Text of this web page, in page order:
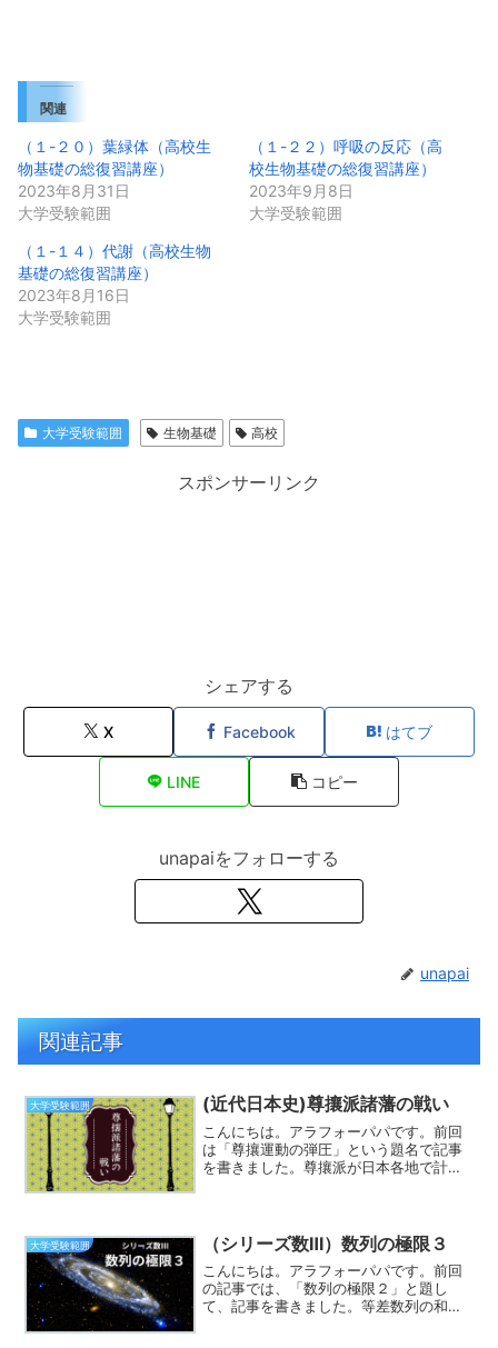
み
中…
関連
（１-２０）葉緑体（高校生
物基礎の総復習講座）
2023年8月31日
大学受験範囲
（１-２２）呼吸の反応（高
校生物基礎の総復習講座）
2023年9月8日
大学受験範囲
（１-１４）代謝（高校生物
基礎の総復習講座）
2023年8月16日
大学受験範囲
大学受験範囲 生物基礎 高校
スポンサーリンク
シェアする
X Facebook はてブ
LINE コピー
unapaiをフォローする
unapai
関連記事
大学受験範囲 (近代日本史)尊攘派諸藩の戦い
こんにちは。アラフォーパパです。前回
は「尊攘運動の弾圧」という題名で記事
を書きました。尊攘派が日本各地で計画
画したものなど様々でした...
大学受験範囲 （シリーズ数Ⅲ）数列の極限３
こんにちは。アラフォーパパです。前回
の記事では、「数列の極限２」と題し
て、記事を書きました。等差数列の和の